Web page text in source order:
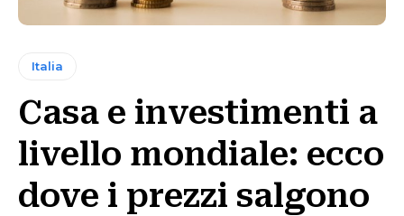
Italia
Casa e investimenti a
livello mondiale: ecco
dove i prezzi salgono